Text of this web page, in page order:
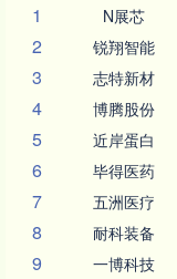
1
N展芯
2 锐翔智能
3 志特新材
4 博腾股份
5 近岸蛋白
6 毕得医药
7 五洲医疗
8 耐科装备
9 一博科技